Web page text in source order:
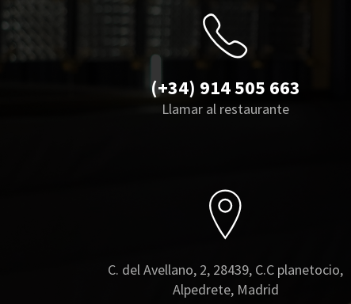
(+34) 914 505 663
Llamar al restaurante
C. del Avellano, 2, 28439, C.C planetocio,
Alpedrete, Madrid